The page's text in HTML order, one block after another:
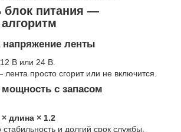
блок питания —
напряжение ленты
В или 24 В.
просто сгорит или не включится.
мощность с запасом
длина × 1.2
и долгий срок службы.